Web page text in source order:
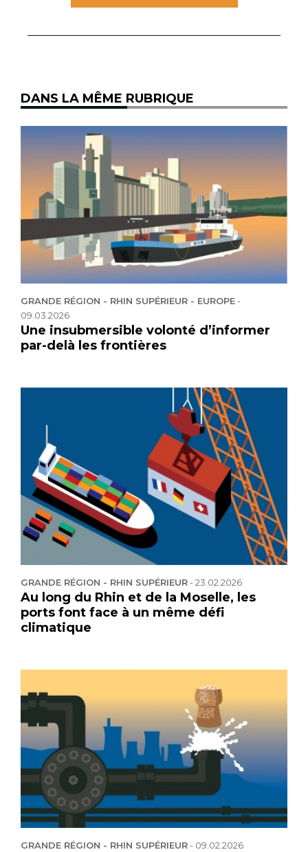
DANS LA MÊME RUBRIQUE
GRANDE RÉGION - RHIN SUPÉRIEUR - EUROPE-
09.03.2026
Une insubmersible volonté d’informer
par-delà les frontières
GRANDE RÉGION - RHIN SUPÉRIEUR-23.02.2026
Au long du Rhin et de la Moselle, les
ports font face à un même défi
climatique
GRANDE RÉGION - RHIN SUPÉRIEUR- 09.02.2026